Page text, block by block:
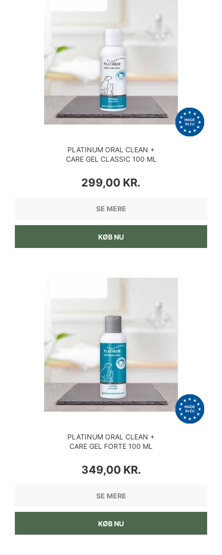
PLATINUM ORAL CLEAN +
CARE GEL CLASSIC 100 ML
PRIS
299,00 KR.
SE MERE
KØB NU
PLATINUM ORAL CLEAN +
CARE GEL FORTE 100 ML
PRIS
349,00 KR.
SE MERE
KØB NU